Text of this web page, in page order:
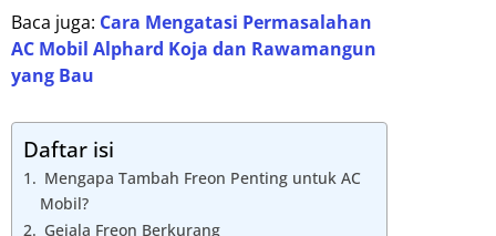
Baca juga: Cara Mengatasi Permasalahan
AC Mobil Alphard Koja dan Rawamangun
yang Bau
Daftar isi
Mengapa Tambah Freon Penting untuk AC
Mobil?
Gejala Freon Berkurang